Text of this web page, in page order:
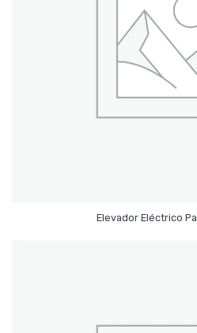
Elevador Eléctrico